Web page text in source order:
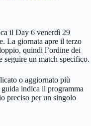
il Day 6 venerdì 29
La giornata apre il terzo
quindi l’ordine dei
seguire un match specifico.
o aggiornato più
indica il programma
preciso per un singolo